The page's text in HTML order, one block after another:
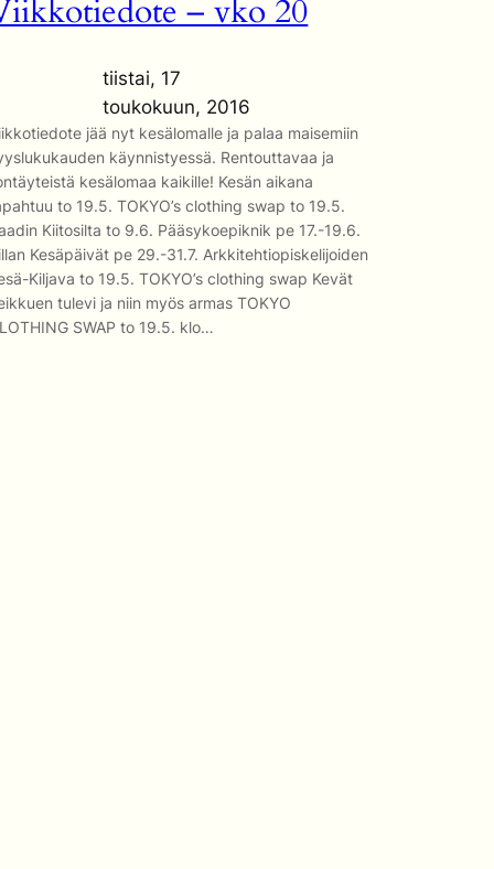
– vko 20
tiistai, 17
toukokuun, 2016
jää nyt kesälomalle ja palaa maisemiin
käynnistyessä. Rentouttavaa ja
kesälomaa kaikille! Kesän aikana
to 19.5. TOKYO’s clothing swap to 19.5.
Kiitosilta to 9.6. Pääsykoepiknik pe 17.-19.6.
Kesäpäivät pe 29.-31.7. Arkkitehtiopiskelijoiden
Kiljava to 19.5. TOKYO’s clothing swap Kevät
tulevi ja niin myös armas TOKYO
SWAP to 19.5. klo…